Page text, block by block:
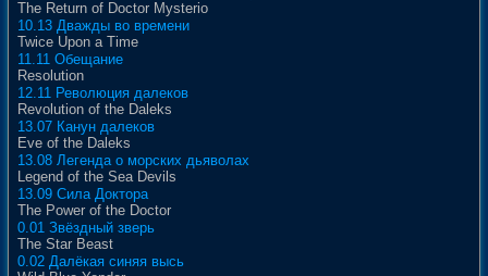
The Return of Doctor Mysterio
10.13 Дважды во времени
Twice Upon a Time
11.11 Обещание
Resolution
12.11 Революция далеков
Revolution of the Daleks
13.07 Канун далеков
Eve of the Daleks
13.08 Легенда о морских дьяволах
Legend of the Sea Devils
13.09 Сила Доктора
The Power of the Doctor
0.01 Звёздный зверь
The Star Beast
0.02 Далёкая синяя высь